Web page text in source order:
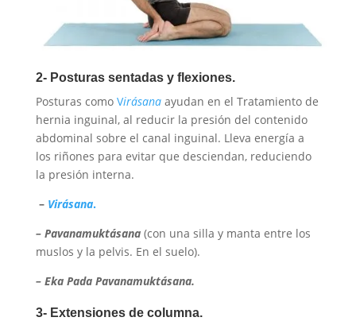
2- Posturas sentadas yflexiones.
Posturas como Virásana ayudan en el Tratamiento de
hernia inguinal, al reducir la presión del contenido
abdominal sobre el canal inguinal. Lleva energía a
los riñones para evitar que desciendan, reduciendo
la presión interna.
– Virásana.
– Pavanamuktásana (con una silla y manta entre los
muslos y la pelvis. En el suelo).
– Eka Pada Pavanamuktásana.
3- Extensiones de columna.